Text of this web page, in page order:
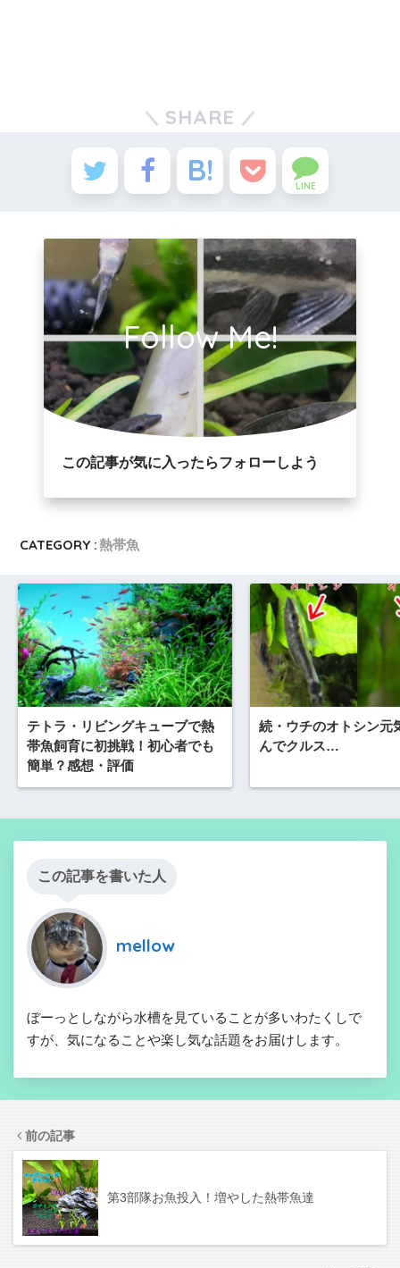
SHARE
LINE
Follow Me!
この記事が気に入ったらフォローしよう
CATEGORY :熱帯魚
テトラ・リビングキューブで熱
帯魚飼育に初挑戦！初心者でも
簡単？感想・評価
続・ウチのオトシン元
んでクルス…
この記事を書いた人
mellow
ぼーっとしながら水槽を見ていることが多いわたくしで
すが、気になることや楽し気な話題をお届けします。
前の記事
第3部隊お魚投入！増やした熱帯魚達